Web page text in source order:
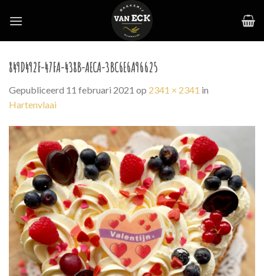
849D492F-47FA-438B-AECA-3BC6E6A96625
Gepubliceerd 11 februari 2021 op 2341 × 2341 in
Hartenvlaai